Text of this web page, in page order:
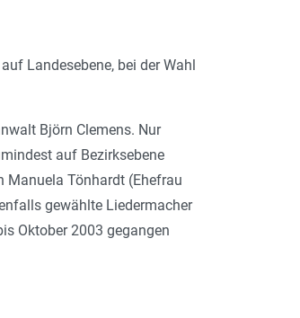
Landesebene, bei der Wahl
Björn Clemens. Nur
auf Bezirksebene
Manuela Tönhardt (Ehefrau
gewählte Liedermacher
Oktober 2003 gegangen